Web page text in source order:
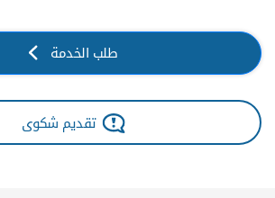
طلب الخدمة
تقديم شكوى